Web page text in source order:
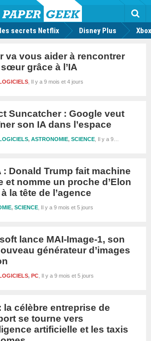
secrets Netflix Disney Plus
va vous aider à rencontrer
sœur grâce à l’IA
Il y a 9 mois et 4 jours
Suncatcher : Google veut
son IA dans l’espace
Il y a 9 mois et 4 jours
, ASTRONOMIE, SCIENCE
: Donald Trump fait machine
et nomme un proche d’Elon
la tête de l’agence
Il y a 9 mois et 5 jours
, SCIENCE
lance MAI-Image-1, son
générateur d’images
Il y a 9 mois et 5 jours
, PC
la célèbre entreprise de
se tourne vers
artificielle et les taxis
FacebookTwitter Youtube